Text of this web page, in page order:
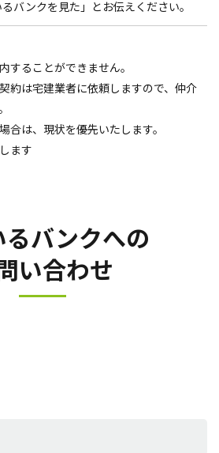
るバンクを見た」とお伝えください。
することができません。
約は宅建業者に依頼しますので、仲介
合は、現状を優先いたします。
ます
るバンクへの
い合わせ